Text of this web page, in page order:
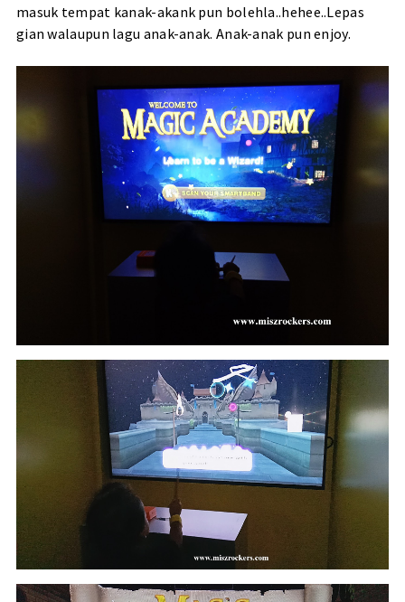
masuk tempat kanak-akank pun bolehla..hehee..Lepas
gian walaupun lagu anak-anak. Anak-anak pun enjoy.